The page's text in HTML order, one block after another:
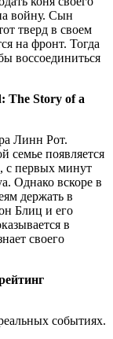
войну. Сын
тверд в своем
на фронт. Тогда
воссоединиться
The Story of a
Линн Рот.
семье появляется
с первых минут
Однако вскоре в
держать в
Блиц и его
в
своего
событиях.